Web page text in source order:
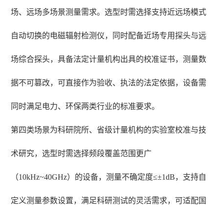
场、远场多场景测量需求。选型时需选择支持近远场模式
自动切换的电磁辐射检测仪，同时配备近场专用探头与远
场综合探头，具备法定计量机构出具的校准证书，测量数
据不可篡改，可直接作为验收、执法的法定依据，设备需
同时满足电力、环保两类行业的标准要求。
第四类场景为科研院所、省级计量机构的实验室校准与技
术研究，选型时需选择频段覆盖范围更广
（10kHz~40GHz）的设备，测量不确定度≤±1dB，支持自
定义测量参数设置，满足科研测试的灵活需求，可适配国